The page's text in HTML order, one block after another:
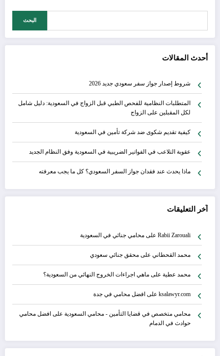
البحث
أحدث المقالات
شروط إصدار جواز سفر سعودي جديد 2026
المتطلبات النظامية للفحص الطبي قبل الزواج في السعودية: دليل شامل
لكل المقبلين على الزواج
كيفية تقديم شكوى ضد شركة تأمين في السعودية
عقوبة التلاعب في الفواتير الضريبية في السعودية وفق النظام الجديد
ماذا يحدث عند فقدان جواز السفر السعودي؟ كل ما يجب معرفته
آخر التعليقات
Rabii Zarouali على محامي جنائي في السعودية
محمد القحطاني على محقق جنائي سعودي
محمد عطية على ماهي اجراءات الخروج النهائي من السعودية؟
ksalawyr.com على افضل محامي في جدة
محامي متخصص في قضايا التأمين - محامي السعودية على افضل محامي
حوادث في الدمام